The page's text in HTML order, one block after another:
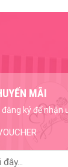
MÃI
ký để nhận